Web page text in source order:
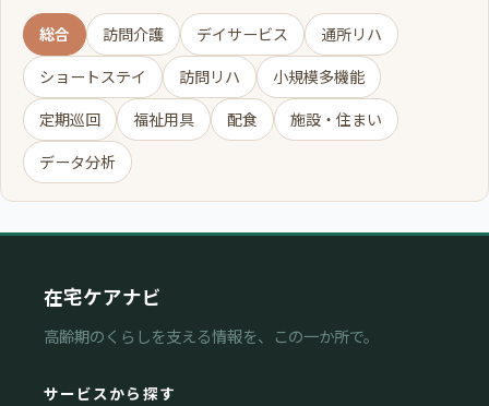
総合 訪問介護 デイサービス
通所リハ
ショートステイ
訪問リハ
小規模多機能
定期巡回
福祉用具 配食
施設・住まい
データ分析
在宅ケアナビ
高齢期のくらしを支える情報を、この一か所で。
サービスから探す